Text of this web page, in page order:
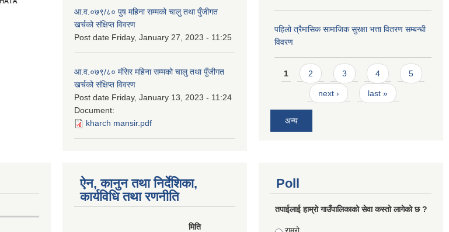
आ.व.०७९/८० पुष महिना सम्मको चालु तथा पुँजीगत
खर्चको संक्षिप्त विवरण
Post date Friday, January 27, 2023 - 11:25
आ.व.०७९/८० मंसिर महिना सम्मको चालु तथा पुँजीगत
खर्चको संक्षिप्त विवरण
Post date Friday, January 13, 2023 - 11:24
Document:
kharch mansir.pdf
पहिलो त्रैमासिक सामाजिक सुरक्षा भत्ता वितरण सम्बन्धी
विवरण
Pages
1 2 3 4 5
next › last »
अन्य
ऐन, कानुन तथा निर्देशिका,
कार्यविधि तथा रणनीति
मिति
Poll
तपाईलाई हाम्राे गाउँपालिकाको सेवा कस्तो लागेको छ ?